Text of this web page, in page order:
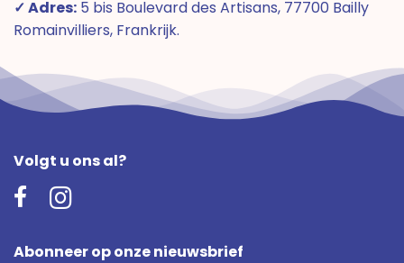
✓ Adres: 5 bis Boulevard des Artisans, 77700 Bailly
Romainvilliers, Frankrijk.
Volgt u ons al?
Abonneer op onze nieuwsbrief